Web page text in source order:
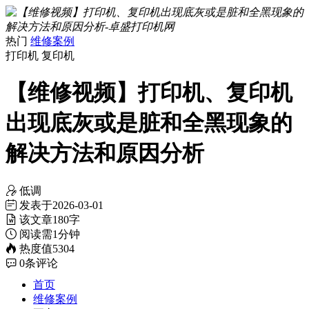
热门 维修案例
打印机 复印机
【维修视频】打印机、复印机
出现底灰或是脏和全黑现象的
解决方法和原因分析
低调
发表于2026-03-01
该文章180字
阅读需1分钟
热度值5304
0条评论
首页
维修案例